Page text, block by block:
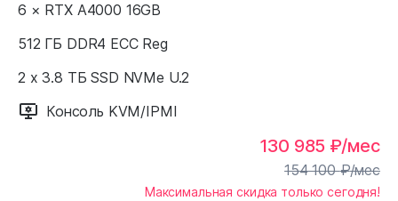
6 × RTX A4000 16GB
512 ГБ DDR4 ECC Reg
2 x 3.8 ТБ SSD NVMe U.2
Консоль KVM/IPMI
130 985 ₽/мес
154 100₽/мес
Максимальная скидка только сегодня!